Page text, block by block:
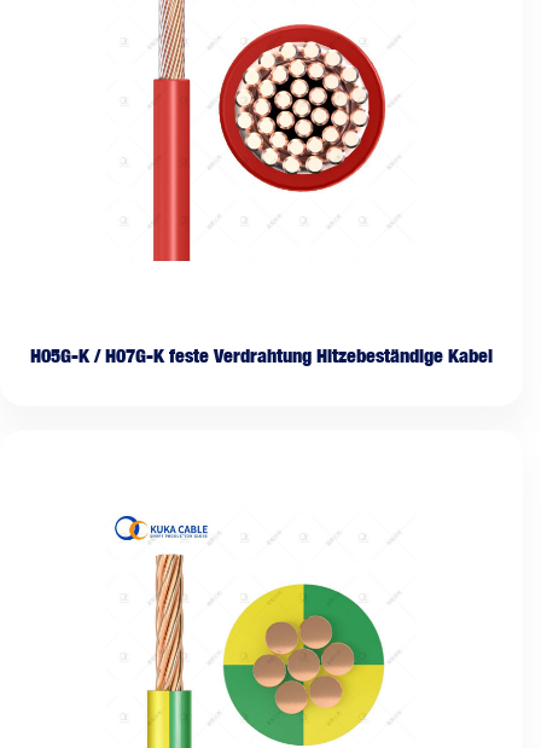
H05G-K / H07G-K feste Verdrahtung Hitzebeständige Kabel